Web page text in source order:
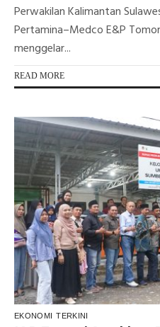
Perwakilan Kalimantan
Pertamina–Medco E&P
menggelar...
READ MORE
EKONOMI TERKINI